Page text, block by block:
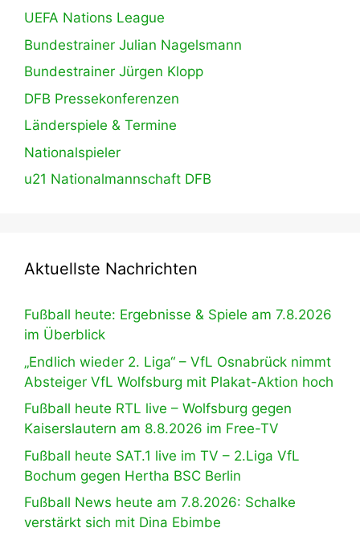
UEFA Nations League
Bundestrainer Julian Nagelsmann
Bundestrainer Jürgen Klopp
DFB Pressekonferenzen
Länderspiele & Termine
Nationalspieler
u21 Nationalmannschaft DFB
Aktuellste Nachrichten
Fußball heute: Ergebnisse & Spiele am 7.8.2026
im Überblick
„Endlich wieder 2. Liga“ – VfL Osnabrück nimmt
Absteiger VfL Wolfsburg mit Plakat-Aktion hoch
Fußball heute RTL live – Wolfsburg gegen
Kaiserslautern am 8.8.2026 im Free-TV
Fußball heute SAT.1 live im TV – 2.Liga VfL
Bochum gegen Hertha BSC Berlin
Fußball News heute am 7.8.2026: Schalke
verstärkt sich mit Dina Ebimbe